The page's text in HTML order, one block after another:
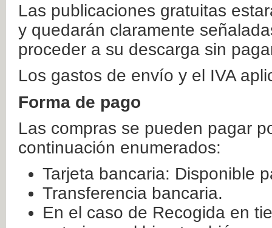
Las publicaciones gratuitas
y quedarán claramente
proceder a su descarga sin
Los gastos de envío y el IVA
Forma de pago
Las compras se pueden pagar
continuación enumerados:
Tarjeta bancaria: Disponible
Transferencia bancaria.
En el caso de Recogida en